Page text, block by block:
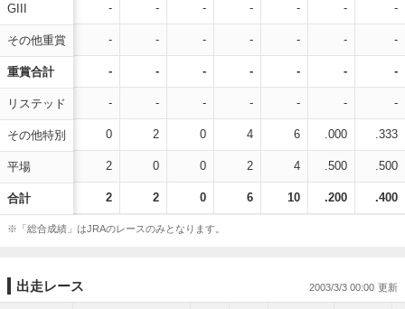
GIII
その他重賞
重賞合計
リステッド
その他特別
平場
合計
- - - - - - -
- - - - - - -
- - - - - - -
- - - - - - -
0 2 0 4 6 .000 .333
2 0 0 2 4 .500 .500
2 2 0 6 10 .200 .400
※「総合成績」はJRAのレースのみとなります。
出走レース 2003/3/3 00:00